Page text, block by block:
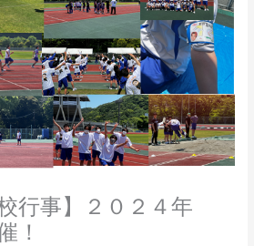
行事】２０２４年
！